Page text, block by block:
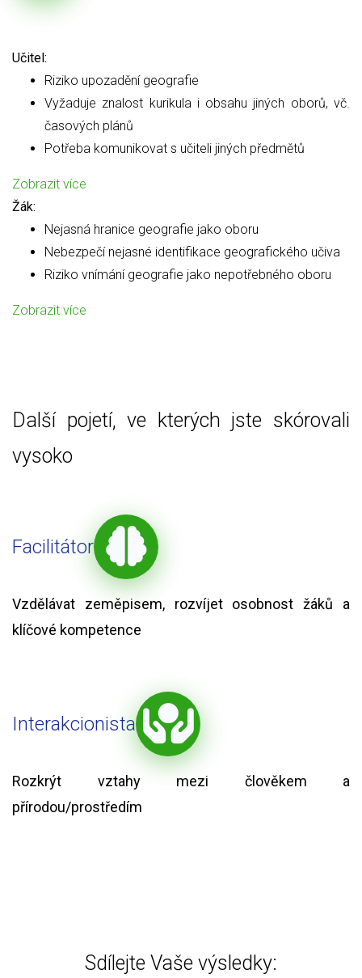
Učitel:
Riziko upozadění geografie
Vyžaduje znalost kurikula i obsahu jiných oborů, vč.
časových plánů
Potřeba komunikovat s učiteli jiných předmětů
Zobrazit více
Žák:
Nejasná hranice geografie jako oboru
Nebezpečí nejasné identifikace geografického učiva
Riziko vnímání geografie jako nepotřebného oboru
Zobrazit více
Další pojetí, ve kterých jste skórovali
vysoko
Facilitátor
Vzdělávat zeměpisem, rozvíjet osobnost žáků a
klíčové kompetence
Interakcionista
Rozkrýt vztahy mezi člověkem a
přírodou/prostředím
Sdílejte Vaše výsledky: